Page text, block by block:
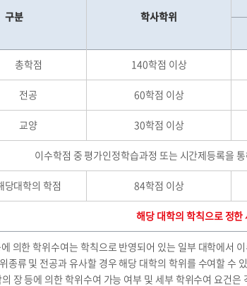
구분 학사학위
총학점 140학점 이상
전공 60학점 이상
교양 30학점 이상
이수학점 중 평가인정학습과정 또는 시간제등록을
당대학의 학점 84학점 이상
해당 대학의 학칙으로 정
의한 학위수여는 학칙으로 반영되어 있는 일부 대학에서
종류 및 전공과 유사할 경우 해당 대학의 학위를 수여할 수
장 등에 의한 학위수여 가능 여부 및 세부 학위수여 요건은